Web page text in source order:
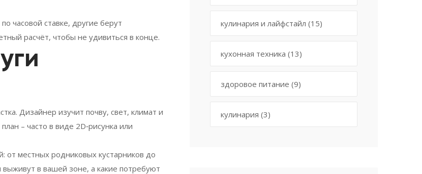
часовой ставке, другие берут
расчёт, чтобы не удивиться в конце.
Дизайнер изучит почву, свет, климат и
– часто в виде 2D‑рисунка или
местных родниковых кустарников до
в вашей зоне, а какие потребуют
кулинария и лайфстайл (15)
кухонная техника (13)
здоровое питание (9)
кулинария (3)